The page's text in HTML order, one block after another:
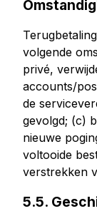
volgende
privé,
accounts/
de
gevolgd; (c)
nieuwe
voltooide
verstrekken
5.5.